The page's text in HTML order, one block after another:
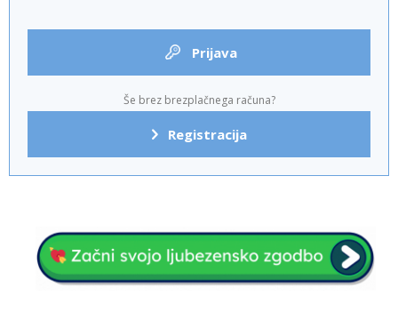
Prijava
Še brez brezplačnega računa?
Registracija